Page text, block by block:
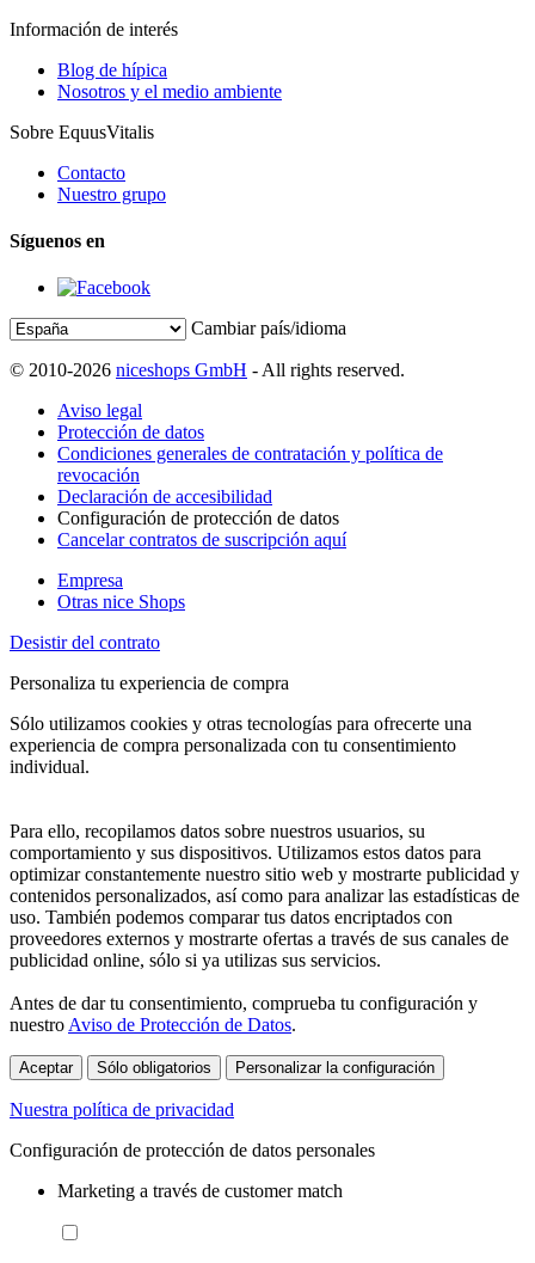
Información de interés
Blog de hípica
Nosotros y el medio ambiente
Sobre EquusVitalis
Contacto
Nuestro grupo
Síguenos en
Cambiar país/idioma
© 2010-2026 niceshops GmbH - All rights reserved.
Aviso legal
Protección de datos
Condiciones generales de contratación y política de
revocación
Declaración de accesibilidad
Configuración de protección de datos
Cancelar contratos de suscripción aquí
Empresa
Otras nice Shops
Desistir del contrato
Personaliza tu experiencia de compra
Sólo utilizamos cookies y otras tecnologías para ofrecerte una
experiencia de compra personalizada con tu consentimiento
individual.
Para ello, recopilamos datos sobre nuestros usuarios, su
comportamiento y sus dispositivos. Utilizamos estos datos para
optimizar constantemente nuestro sitio web y mostrarte publicidad y
contenidos personalizados, así como para analizar las estadísticas de
uso. También podemos comparar tus datos encriptados con
proveedores externos y mostrarte ofertas a través de sus canales de
publicidad online, sólo si ya utilizas sus servicios.
Antes de dar tu consentimiento, comprueba tu configuración y
nuestro Aviso de Protección de Datos.
Aceptar Sólo obligatorios Personalizar la configuración
Nuestra política de privacidad
Configuración de protección de datos personales
Marketing a través de customer match